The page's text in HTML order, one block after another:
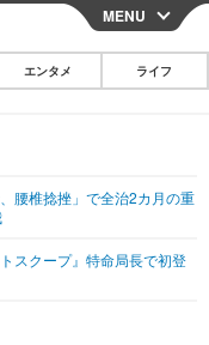
CLOSE
その他
MENU
エンタメ ライフ
腰椎捻挫」で全治2カ月の重
スクープ』特命局長で初登